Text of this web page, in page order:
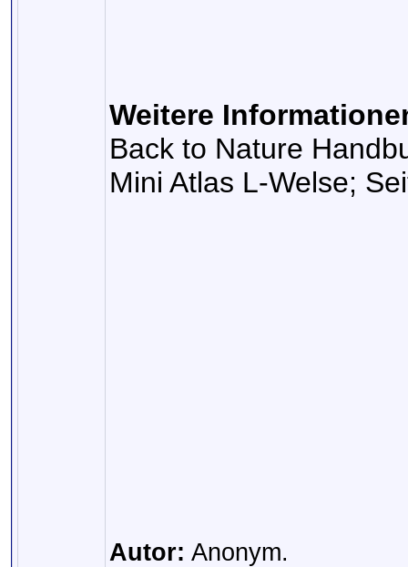
Weitere
Back to Nature
Mini Atlas L-Welse;
Autor: Anonym.